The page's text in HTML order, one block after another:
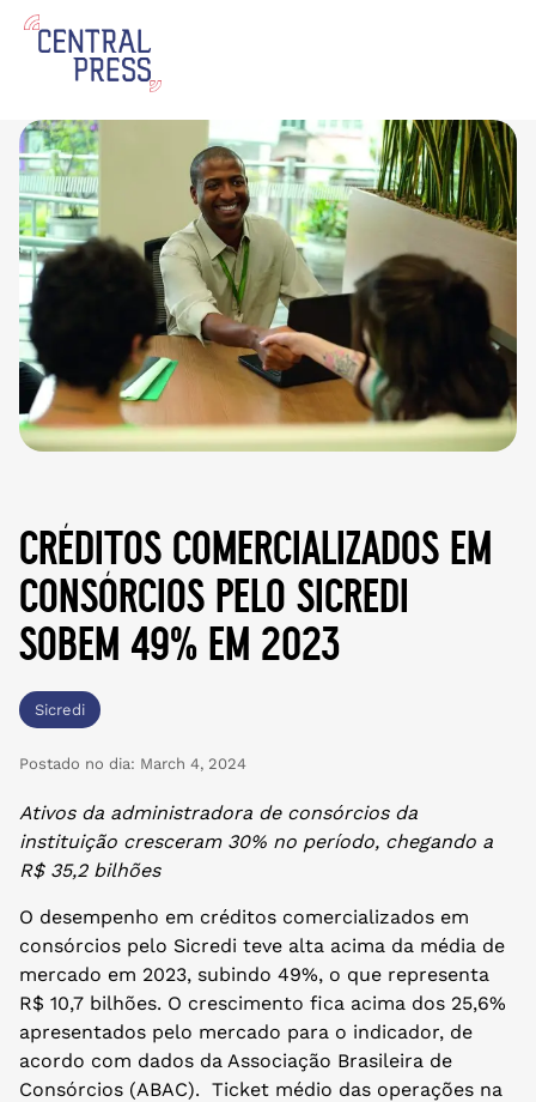
créditos comercializados em
consórcios pelo sicredi
sobem 49% em 2023
Sicredi
Postado no dia: March 4, 2024
Ativos da administradora de consórcios da
instituição cresceram 30% no período, chegando a
R$ 35,2 bilhões
O desempenho em créditos comercializados em
consórcios pelo Sicredi teve alta acima da média de
mercado em 2023, subindo 49%, o que representa
R$ 10,7 bilhões. O crescimento fica acima dos 25,6%
apresentados pelo mercado para o indicador, de
acordo com dados da Associação Brasileira de
Consórcios (ABAC). Ticket médio das operações na